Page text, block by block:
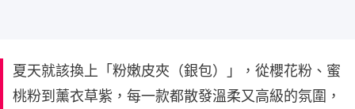
夏天就該換上「粉嫩皮夾（銀包）」，從櫻花粉、蜜
桃粉到薰衣草紫，每一款都散發溫柔又高級的氛圍，